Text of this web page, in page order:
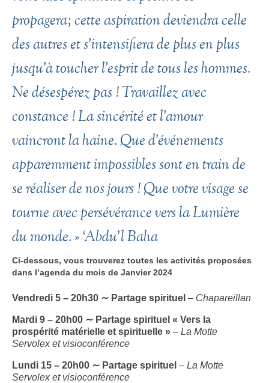
propagera; cette aspiration deviendra celle
des autres et s’intensifiera de plus en plus
jusqu’à toucher l’esprit de tous les hommes.
Ne désespérez pas ! Travaillez avec
constance ! La sincérité et l’amour
vaincront la haine. Que d’événements
apparemment impossibles sont en train de
se réaliser de nos jours ! Que votre visage se
tourne avec persévérance vers la Lumière
du monde. »‘Abdu’l Baha
Ci-dessous, vous trouverez toutes les activités proposées
dans l’agenda du mois de Janvier 2024
Vendredi 5 – 20h30 ∼ Partage spirituel – Chapareillan
Mardi 9 – 20h00 ∼ Partage spirituel « Vers la
prospérité matérielle et spirituelle » – La Motte
Servolex et visioconférence
Lundi 15 – 20h00 ∼ Partage spirituel – La Motte
Servolex et visioconférence